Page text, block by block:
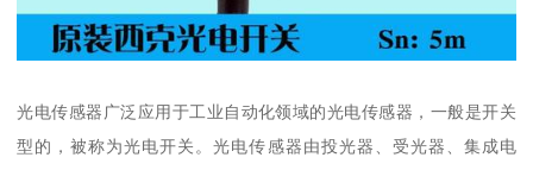
光电传感器广泛应用于工业自动化领域的光电传感器，一般是开关
型的，被称为光电开关。光电传感器由投光器、受光器、集成电